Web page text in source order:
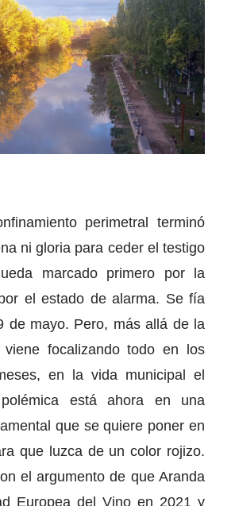
perimetral terminó
ni gloria para ceder el testigo
marcado primero por la
el estado de alarma. Se fía
de mayo. Pero, más allá de la
viene focalizando todo en los
en la vida municipal el
está ahora en una
que se quiere poner en
que luzca de un color rojizo.
el argumento de que Aranda
Europea del Vino en 2021 y